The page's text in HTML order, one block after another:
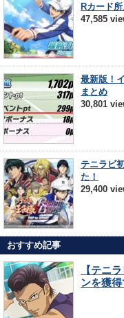
Rカード
47,585
最新版！
まとめ
30,801
テニラビ
た！
29,400
おすすめ記事
【テニ
ンを獲得